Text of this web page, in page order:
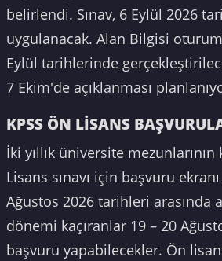
belirlendi. Sınav, 6 Eylül 2026
uygulanacak. Alan Bilgisi
Eylül tarihlerinde
7 Ekim'de açıklanması
KPSS ÖN LİSANS
İki yıllık üniversite mezunlarının
Lisans sınavı için başvuru
Ağustos 2026 tarihleri arasında
dönemi kaçıranlar 19 – 20
başvuru yapabilecekler. Ön